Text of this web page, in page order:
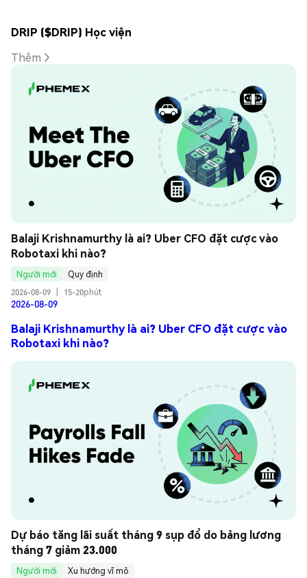
DRIP ($DRIP) Học viện
Thêm
Balaji Krishnamurthy là ai? Uber CFO đặt cược vào
Robotaxi khi nào?
Người mới
Quy định
2026-08-09
15-20phút
2026-08-09
Balaji Krishnamurthy là ai? Uber CFO đặt cược vào
Robotaxi khi nào?
Dự báo tăng lãi suất tháng 9 sụp đổ do bảng lương
tháng 7 giảm 23.000
Người mới
Xu hướng vĩ mô